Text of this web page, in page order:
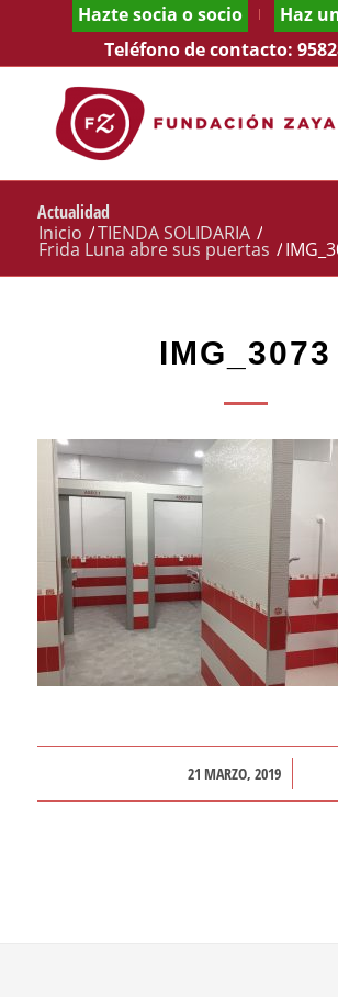
Hazte socia o socio
Haz
Teléfono de contacto:
Actualidad
Inicio /TIENDA SOLIDARIA /
Frida Luna abre sus puertas /
IMG_3073
21 MARZO, 2019
/